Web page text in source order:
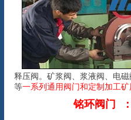
释压阀。矿浆阀、浆液阀、电
等一系列 通用阀 门和 定制加工
铭环阀门